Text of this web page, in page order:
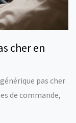
cher en
pas cher
de commande,